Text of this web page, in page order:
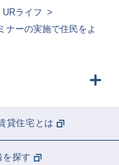
URライフ
ナーの実施で住民をよ
貸住宅とは
を探す